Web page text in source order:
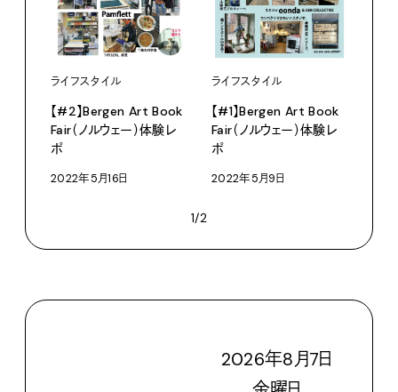
ライフスタイル
【#2】Bergen Art Book
Fair（ノルウェー）体験レ
ポ
2022年5月16日
ライフスタイル
【#1】Bergen Art Book
Fair（ノルウェー）体験レ
ポ
2022年5月9日
1/2
2026年8月7日